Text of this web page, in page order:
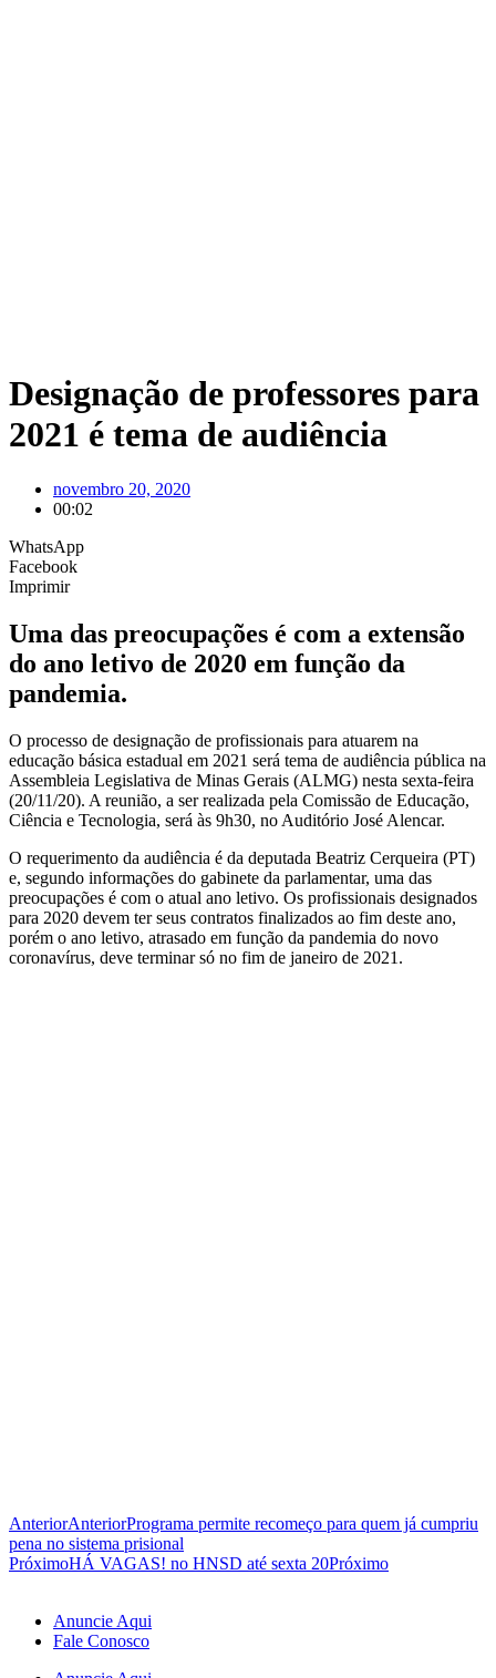
Designação de professores para
2021 é tema de audiência
novembro 20, 2020
00:02
WhatsApp
Facebook
Imprimir
Uma das preocupações é com a extensão
do ano letivo de 2020 em função da
pandemia.
O processo de designação de profissionais para atuarem na
educação básica estadual em 2021 será tema de audiência pública na
Assembleia Legislativa de Minas Gerais (ALMG) nesta sexta-feira
(20/11/20). A reunião, a ser realizada pela Comissão de Educação,
Ciência e Tecnologia, será às 9h30, no Auditório José Alencar.
O requerimento da audiência é da deputada Beatriz Cerqueira (PT)
e, segundo informações do gabinete da parlamentar, uma das
preocupações é com o atual ano letivo. Os profissionais designados
para 2020 devem ter seus contratos finalizados ao fim deste ano,
porém o ano letivo, atrasado em função da pandemia do novo
coronavírus, deve terminar só no fim de janeiro de 2021.
AnteriorAnteriorPrograma permite recomeço para quem já cumpriu
pena no sistema prisional
PróximoHÁ VAGAS! no HNSD até sexta 20Próximo
Anuncie Aqui
Fale Conosco